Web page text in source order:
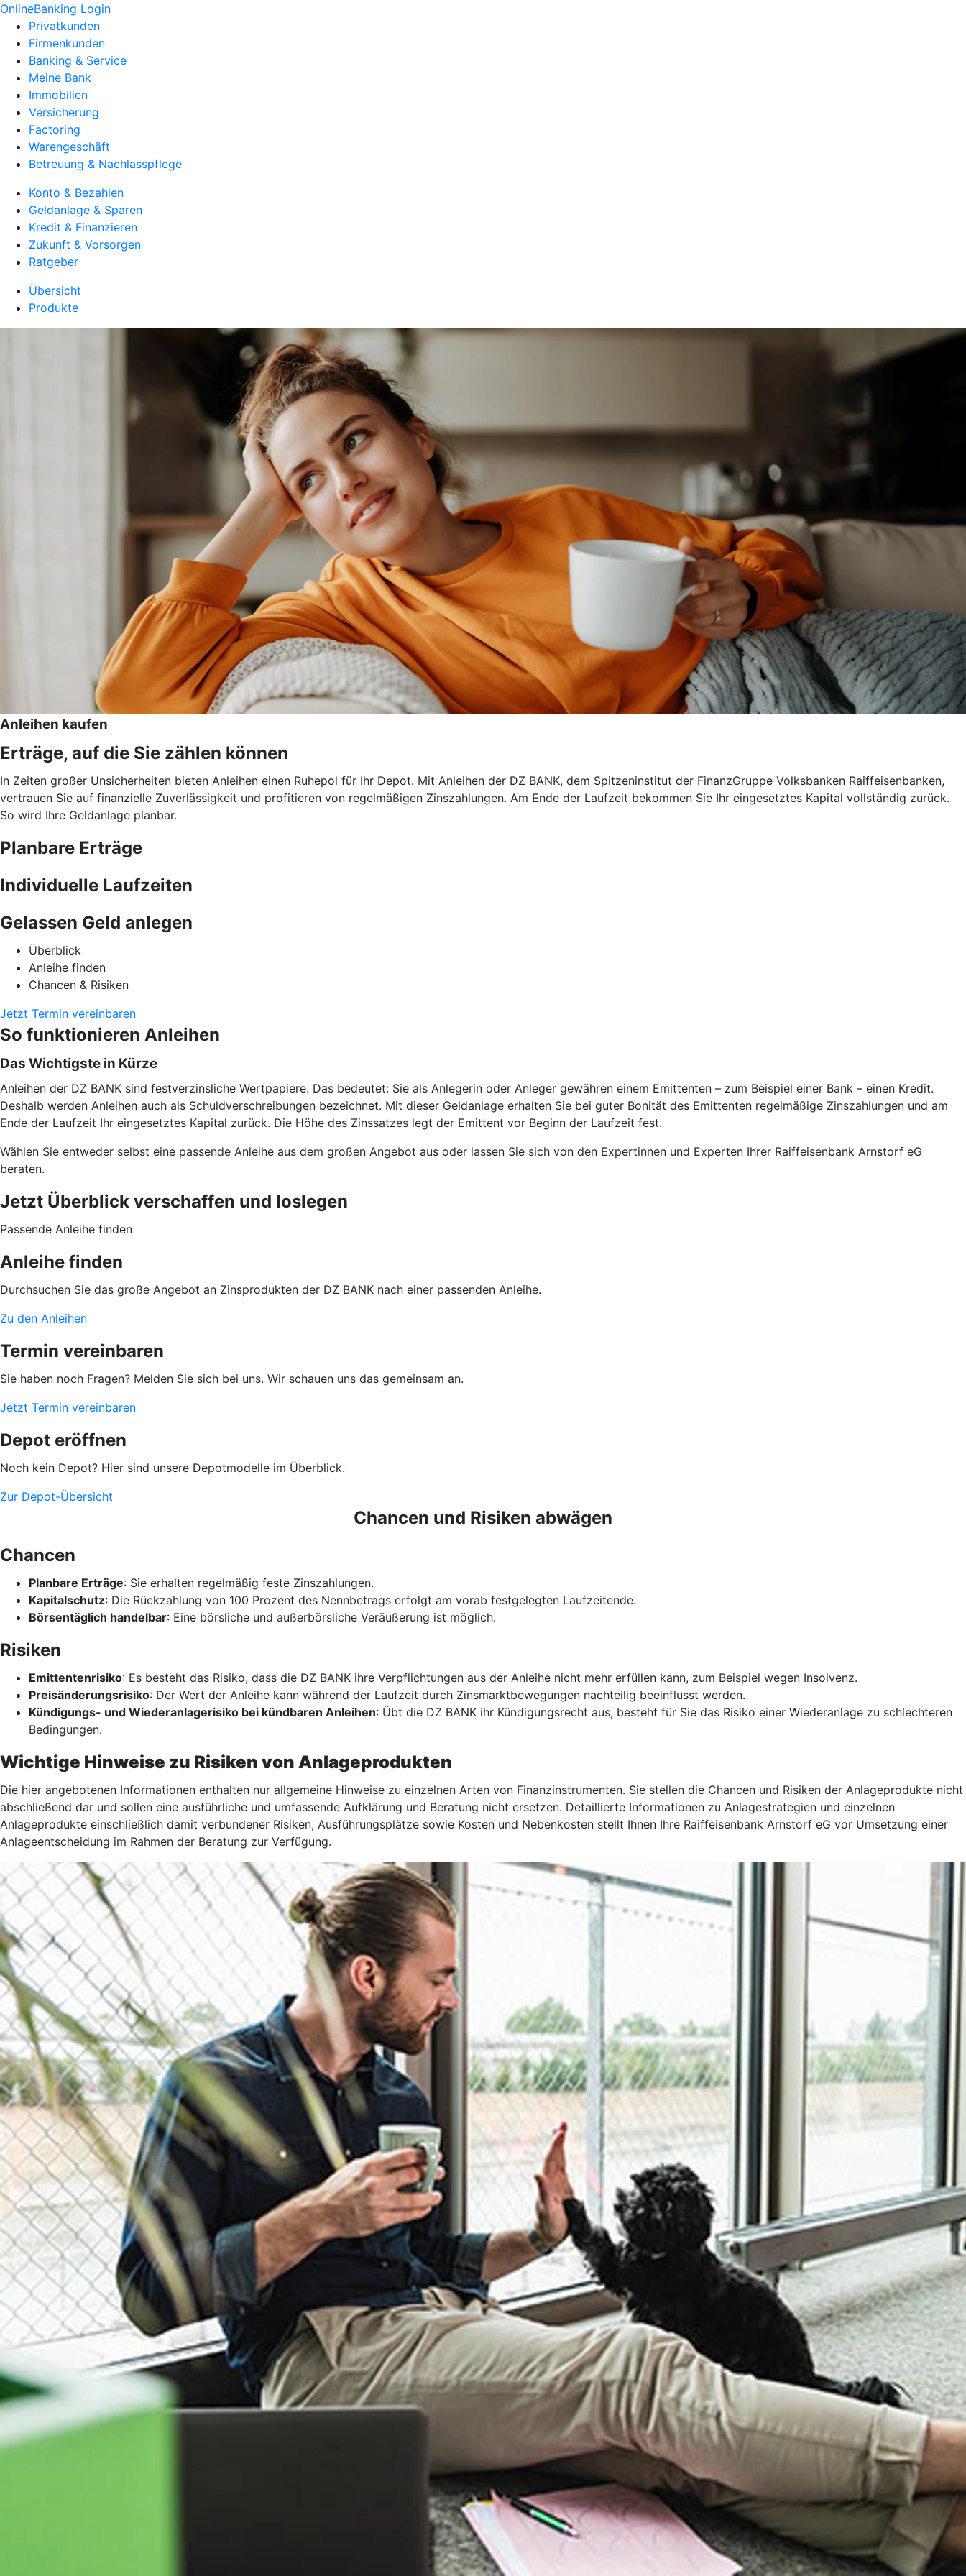
OnlineBanking Login
Privatkunden
Firmenkunden
Banking & Service
Meine Bank
Immobilien
Versicherung
Factoring
Warengeschäft
Betreuung & Nachlasspflege
Konto & Bezahlen
Geldanlage & Sparen
Kredit & Finanzieren
Zukunft & Vorsorgen
Ratgeber
Übersicht
Produkte
Anleihen kaufen
Erträge, auf die Sie zählen können
In Zeiten großer Unsicherheiten bieten Anleihen einen Ruhepol für Ihr Depot. Mit Anleihen der DZ BANK, dem Spitzeninstitut der FinanzGruppe Volksbanken Raiffeisenbanken,
vertrauen Sie auf finanzielle Zuverlässigkeit und profitieren von regelmäßigen Zinszahlungen. Am Ende der Laufzeit bekommen Sie Ihr eingesetztes Kapital vollständig zurück.
So wird Ihre Geldanlage planbar.
Planbare Erträge
Individuelle Laufzeiten
Gelassen Geld anlegen
Überblick
Anleihe finden
Chancen & Risiken
Jetzt Termin vereinbaren
So funktionieren Anleihen
Das Wichtigste in Kürze
Anleihen der DZ BANK sind festverzinsliche Wertpapiere. Das bedeutet: Sie als Anlegerin oder Anleger gewähren einem Emittenten – zum Beispiel einer Bank – einen Kredit.
Deshalb werden Anleihen auch als Schuldverschreibungen bezeichnet. Mit dieser Geldanlage erhalten Sie bei guter Bonität des Emittenten regelmäßige Zinszahlungen und am
Ende der Laufzeit Ihr eingesetztes Kapital zurück. Die Höhe des Zinssatzes legt der Emittent vor Beginn der Laufzeit fest.
Wählen Sie entweder selbst eine passende Anleihe aus dem großen Angebot aus oder lassen Sie sich von den Expertinnen und Experten Ihrer Raiffeisenbank Arnstorf eG
beraten.
Jetzt Überblick verschaffen und loslegen
Passende Anleihe finden
Anleihe finden
Durchsuchen Sie das große Angebot an Zinsprodukten der DZ BANK nach einer passenden Anleihe.
Zu den Anleihen
Termin vereinbaren
Sie haben noch Fragen? Melden Sie sich bei uns. Wir schauen uns das gemeinsam an.
Jetzt Termin vereinbaren
Depot eröffnen
Noch kein Depot? Hier sind unsere Depotmodelle im Überblick.
Zur Depot-Übersicht
Chancen und Risiken abwägen
Chancen
Planbare Erträge: Sie erhalten regelmäßig feste Zinszahlungen.
Kapitalschutz: Die Rückzahlung von 100 Prozent des Nennbetrags erfolgt am vorab festgelegten Laufzeitende.
Börsentäglich handelbar: Eine börsliche und außerbörsliche Veräußerung ist möglich.
Risiken
Emittentenrisiko: Es besteht das Risiko, dass die DZ BANK ihre Verpflichtungen aus der Anleihe nicht mehr erfüllen kann, zum Beispiel wegen Insolvenz.
Preisänderungsrisiko: Der Wert der Anleihe kann während der Laufzeit durch Zinsmarktbewegungen nachteilig beeinflusst werden.
Kündigungs- und Wiederanlagerisiko bei kündbaren Anleihen: Übt die DZ BANK ihr Kündigungsrecht aus, besteht für Sie das Risiko einer Wiederanlage zu schlechteren
Bedingungen.
Wichtige Hinweise zu Risiken von Anlageprodukten
Die hier angebotenen Informationen enthalten nur allgemeine Hinweise zu einzelnen Arten von Finanzinstrumenten. Sie stellen die Chancen und Risiken der Anlageprodukte nicht
abschließend dar und sollen eine ausführliche und umfassende Aufklärung und Beratung nicht ersetzen. Detaillierte Informationen zu Anlagestrategien und einzelnen
Anlageprodukte einschließlich damit verbundener Risiken, Ausführungsplätze sowie Kosten und Nebenkosten stellt Ihnen Ihre Raiffeisenbank Arnstorf eG vor Umsetzung einer
Anlageentscheidung im Rahmen der Beratung zur Verfügung.